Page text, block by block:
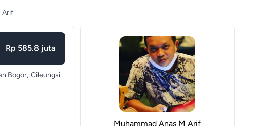
Arif
Rp 585.8 juta
Bogor, Cileungsi
Muhammad Anas M Arif